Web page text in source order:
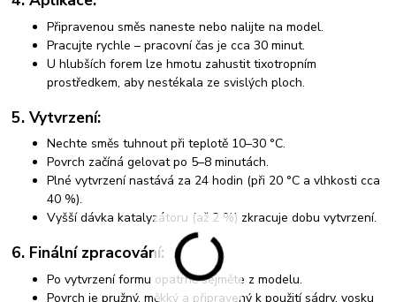
Připravenou směs naneste nebo nalijte na model.
Pracujte rychle – pracovní čas je cca 30 minut.
U hlubších forem lze hmotu zahustit tixotropním
prostředkem, aby nestékala ze svislých ploch.
5. Vytvrzení:
Nechte směs tuhnout při teplotě 10–30 °C.
Povrch začíná gelovat po 5–8 minutách.
Plné vytvrzení nastává za 24 hodin (při 20 °C a vlhkosti cca
40 %).
Vyšší dávka katalyzátoru (až 2 %) zkracuje dobu vytvrzení.
6. Finální zpracování:
Po vytvrzení formu opatrně sejměte z modelu.
Povrch je pružný, měkký a připravený k použití sádry, vosku